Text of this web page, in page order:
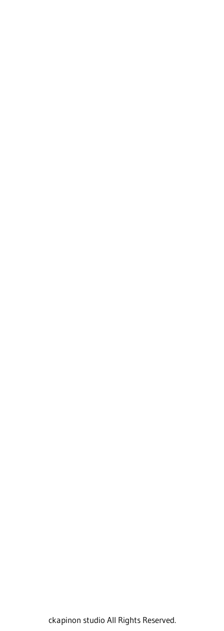
ckapinon studio All Rights Reserved.